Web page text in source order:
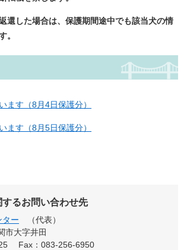
還した場合は、保護期間途中でも該当犬の情
。
ます（8月4日保護分）
ます（8月5日保護分）
るお問い合わせ先
ター
代表
市大字井田
Fax：083-256-6950